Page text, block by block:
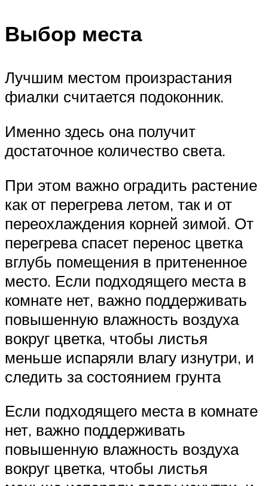
Выбор места
Лучшим местом произрастания
фиалки считается подоконник.
Именно здесь она получит
достаточное количество света.
При этом важно оградить растение
как от перегрева летом, так и от
переохлаждения корней зимой. От
перегрева спасет перенос цветка
вглубь помещения в притененное
место. Если подходящего места в
комнате нет, важно поддерживать
повышенную влажность воздуха
вокруг цветка, чтобы листья
меньше испаряли влагу изнутри, и
следить за состоянием грунта
Если подходящего места в комнате
нет, важно поддерживать
повышенную влажность воздуха
вокруг цветка, чтобы листья